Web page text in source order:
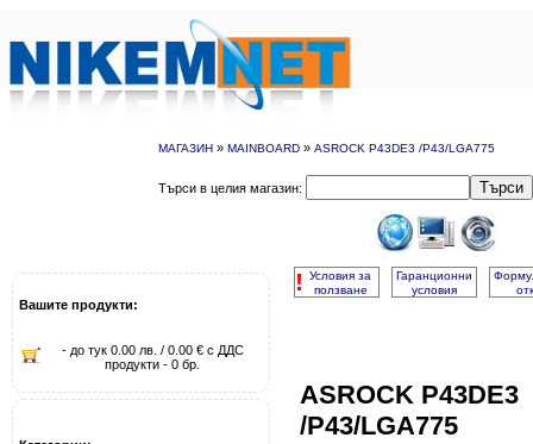
МАГАЗИН » MAINBOARD » ASROCK P43DE3 /P43/LGA775
Търси в целия магазин: Търси
Вашите продукти:
- до тук 0.00 лв. / 0.00 € с ДДС
продукти - 0 бр.
!
Условия за
ползване
Гаранционни
условия
ASROCK P43DE3
/P43/LGA775